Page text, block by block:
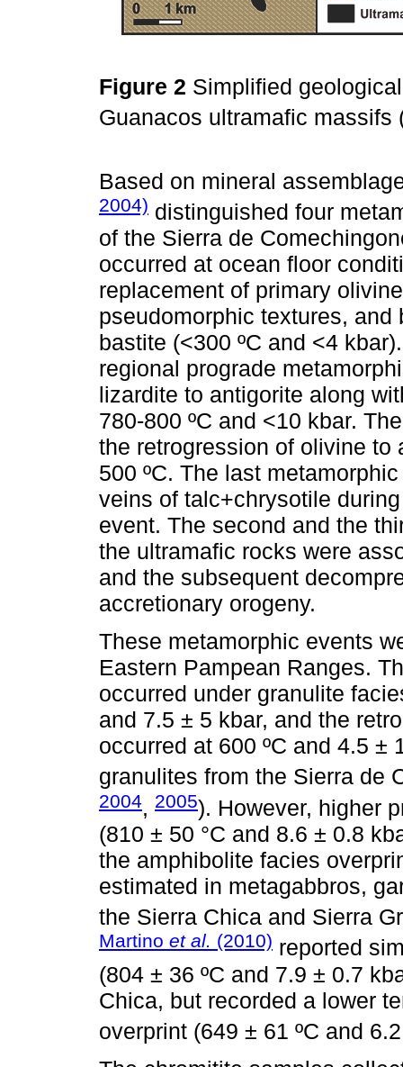
Figure 2 Simplified
Guanacos ultramafic
Based on mineral
2004) distinguished four
of the Sierra de
occurred at ocean floor
replacement of primary
pseudomorphic textures,
bastite (<300 ºC and <4
regional prograde
lizardite to antigorite along
780-800 ºC and <10 kbar.
the retrogression of olivine to
500 ºC. The last
veins of talc+chrysotile
event. The second and the
the ultramafic rocks were
and the subsequent
accretionary orogeny.
These metamorphic events
Eastern Pampean Ranges.
occurred under granulite
and 7.5 ± 5 kbar, and the
occurred at 600 ºC and 4.5
granulites from the Sierra de
2004, 2005). However, higher
(810 ± 50 °C and 8.6 ± 0.8
the amphibolite facies
estimated in metagabbros,
the Sierra Chica and Sierra
Martino et al. (2010) reported
(804 ± 36 ºC and 7.9 ± 0.7
Chica, but recorded a lower
overprint (649 ± 61 ºC and